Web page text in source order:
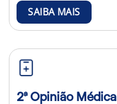
SAIBA MAIS
2ª Opinião Médica